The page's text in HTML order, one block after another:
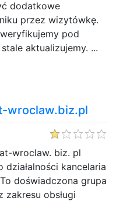
dodatkowe
przez wizytówkę.
pod
aktualizujemy. ...
wroclaw.biz.pl
wroclaw. biz. pl
kancelaria
doświadczona grupa
zakresu obsługi